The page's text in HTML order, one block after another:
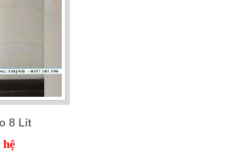
8 Lít
hệ